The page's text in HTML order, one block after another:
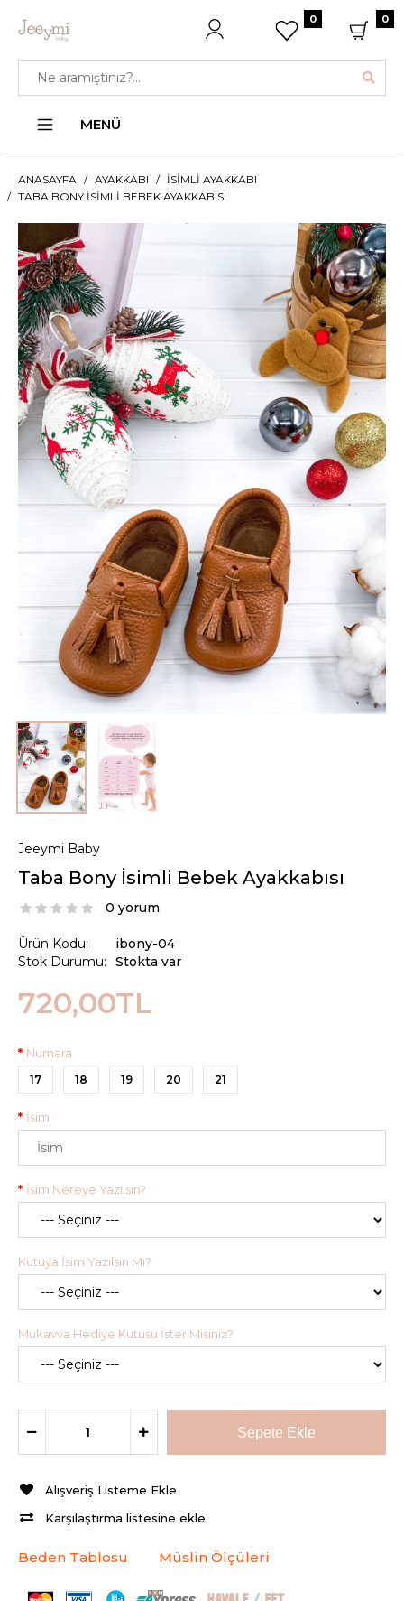
0 0
MENÜ
ANASAYFA AYAKKABI
İSIMLI AYAKKABI
TABA BONY İSIMLI BEBEK AYAKKABISI
Jeeymi Baby
Taba Bony İsimli Bebek Ayakkabısı
0 yorum
Ürün Kodu:
Stok Durumu:
ibony-04
Stokta var
720,00TL
Numara
17 18 19 20 21
İsim
İsim Nereye Yazılsın?
Kutuya İsim Yazılsın Mı?
Mukavva Hediye Kutusu İster Misiniz?
Alışveriş Listeme Ekle
Karşılaştırma listesine ekle
Beden Tablosu Müslin Ölçüleri